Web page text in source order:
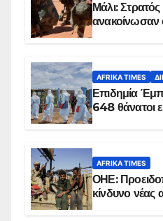
Μάλι:
ανακοίνωσαν
AFRIKA TIMES
Επιδημία
648 θάνατοι
AFRIKA TIMES
ΟΗΕ:
κίνδυνο νέας